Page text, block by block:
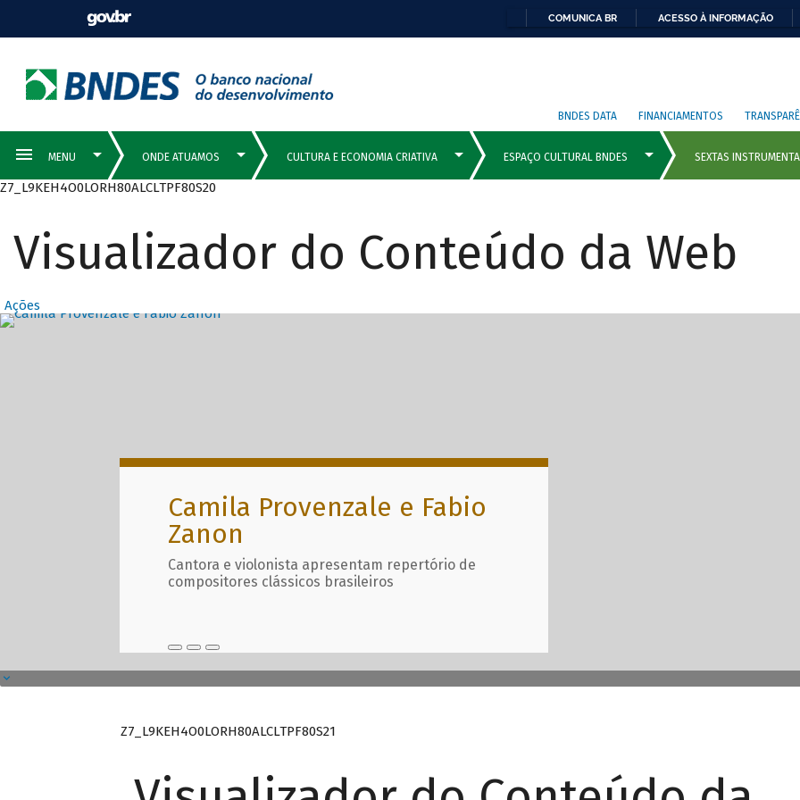
COMUNICA BR ACESSO À INFORMAÇÃO
BNDES DATA FINANCIAMENTOS
Z7_L9KEH4O0LORH80ALCLTPF80S20
Visualizador do Conteúdo da Web
Ações
Destaques Principais com
Camila Provenzale e Fabio
Zanon
Cantora e violonista apresentam repertório de
compositores clássicos brasileiros
Z7_L9KEH4O0LORH80ALCLTPF80S21